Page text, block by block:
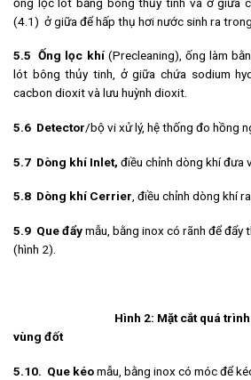
(4.1) ở giữa để hấp thụ hơi nước sinh ra
5.5 Ống lọc khí(Precleaning), ống làm
lót bông thủy tinh, ở giữa chứa sodium
cacbon dioxit và lưu huỳnh dioxit.
5.6 Detector/bộ vi xử lý, hệ thống đo hồng
5.7 Dòng khí Inlet, điều chỉnh dòng khí đưa
5.8 Dòng khí Cerrier, điều chỉnh dòng khí
5.9 Que đẩymẫu, bằng inox có rãnh để đẩy
(hình 2).
Hình 2: Mặt cắt quá trình đẩy
vùng đốt
5.10. Que kéomẫu, bằng inox có móc để